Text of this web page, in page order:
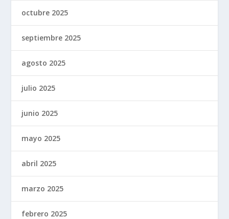
octubre 2025
septiembre 2025
agosto 2025
julio 2025
junio 2025
mayo 2025
abril 2025
marzo 2025
febrero 2025